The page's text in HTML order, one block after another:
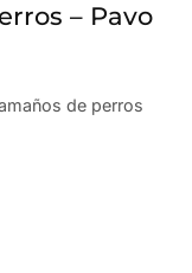
– Pavo
de perros